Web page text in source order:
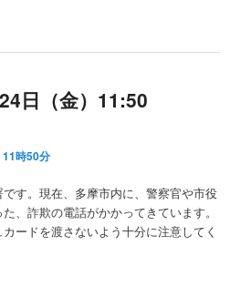
日（金）11:50
時50分
す。現在、多摩市内に、警察官や市役
、詐欺の電話がかかってきています。
ードを渡さないよう十分に注意してく